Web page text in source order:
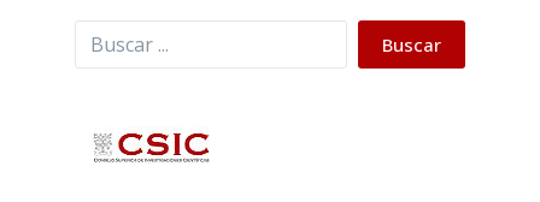
Buscar Buscar